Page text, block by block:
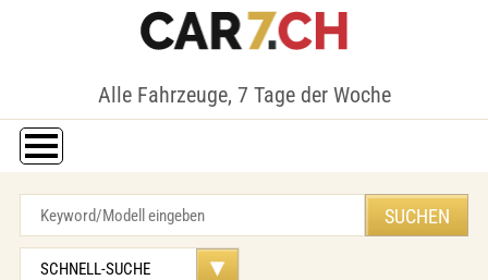
Alle Fahrzeuge, 7 Tage der Woche